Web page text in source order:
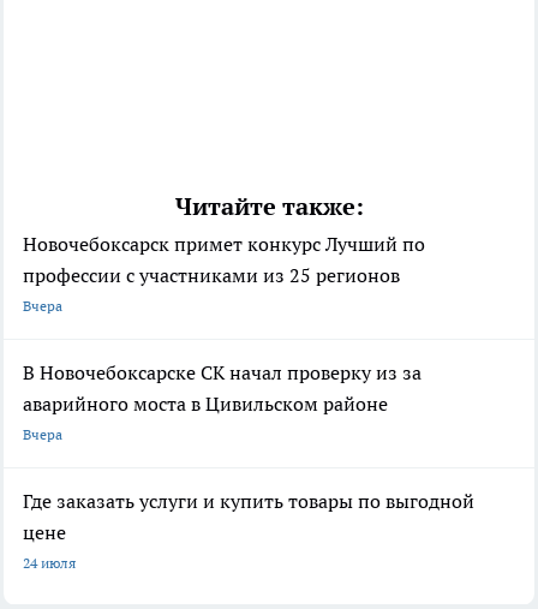
Читайте также:
Новочебоксарск примет конкурс Лучший по
профессии с участниками из 25 регионов
Вчера
В Новочебоксарске СК начал проверку из за
аварийного моста в Цивильском районе
Вчера
Где заказать услуги и купить товары по выгодной
цене
24 июля